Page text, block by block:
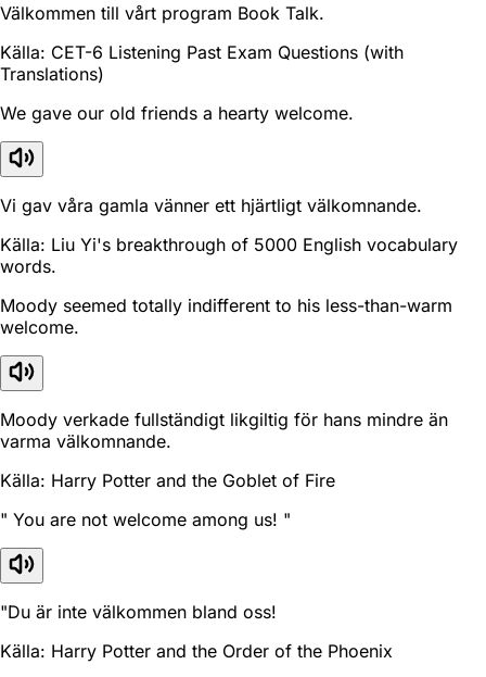
Välkommen till vårt program Book Talk.
Källa: CET-6 Listening Past Exam Questions (with
Translations)
We gave our old friends a hearty welcome.
Vi gav våra gamla vänner ett hjärtligt välkomnande.
Källa: Liu Yi's breakthrough of 5000 English vocabulary
words.
Moody seemed totally indifferent to his less-than-warm
welcome.
Moody verkade fullständigt likgiltig för hans mindre än
varma välkomnande.
Källa: Harry Potter and the Goblet of Fire
" You are not welcome among us! "
"Du är inte välkommen bland oss!
Källa: Harry Potter and the Order of the Phoenix